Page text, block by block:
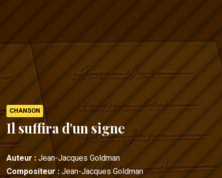
CHANSON
Il suffira d'un signe
Auteur :Jean-Jacques Goldman
Compositeur :Jean-Jacques Goldman